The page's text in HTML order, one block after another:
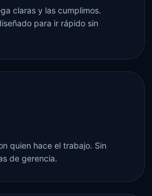
claras y las cumplimos.
para ir rápido sin
quien hace el trabajo. Sin
de gerencia.